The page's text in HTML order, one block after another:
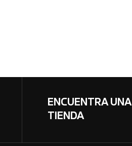
ENCUENTRA UNA
TIENDA